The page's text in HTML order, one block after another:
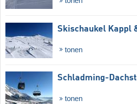
Skischaukel Kappl
tonen
Schladming-
tonen